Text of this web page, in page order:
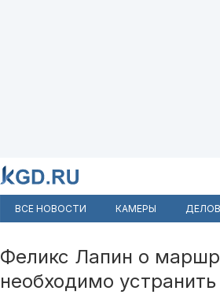
ВСЕ НОВОСТИ КАМЕРЫ
Феликс Лапин о
необходимо устранить